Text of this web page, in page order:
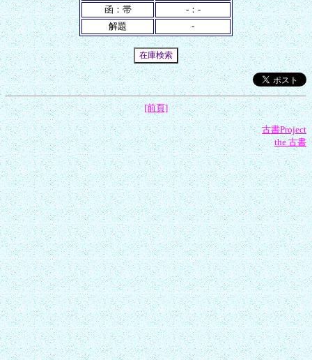
函：帯
-：-
解題
-
[前頁]
古書Project
the 古書